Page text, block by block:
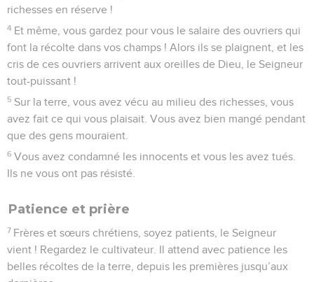
richesses en réserve !
4 Et même, vous gardez pour vous le salaire des ouvriers qui
font la récolte dans vos champs ! Alors ils se plaignent, et les
cris de ces ouvriers arrivent aux oreilles de Dieu, le Seigneur
tout-puissant !
5 Sur la terre, vous avez vécu au milieu des richesses, vous
avez fait ce qui vous plaisait. Vous avez bien mangé pendant
que des gens mouraient.
6 Vous avez condamné les innocents et vous les avez tués.
Ils ne vous ont pas résisté.
Patience et prière
7 Frères et sœurs chrétiens, soyez patients, le Seigneur
vient ! Regardez le cultivateur. Il attend avec patience les
belles récoltes de la terre, depuis les premières jusqu’aux